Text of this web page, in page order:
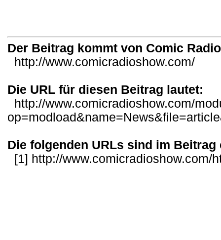
Der Beitrag kommt von Comic
http://www.comicradioshow.com/
Die URL für diesen Beitrag lautet:
http://www.comicradioshow.com/
Die folgenden URLs sind im Beitrag
[1] http://www.comicradioshow.com/